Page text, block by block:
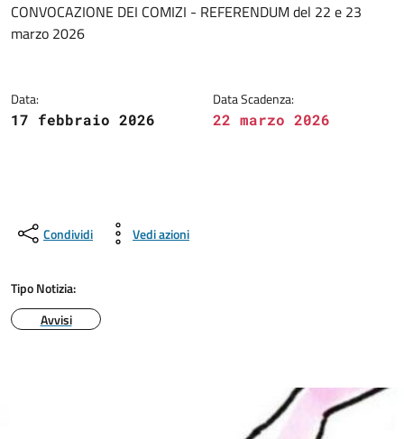
CONVOCAZIONE DEI COMIZI - REFERENDUM del 22 e 23
marzo 2026
Data:
17 febbraio 2026
Data Scadenza:
22 marzo 2026
Condividi Vedi azioni
Tipo Notizia:
Avvisi